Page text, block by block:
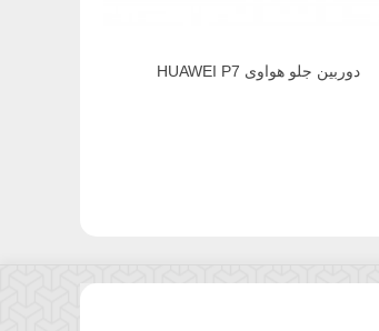
دوربین جلو هواوی HUAWEI P7